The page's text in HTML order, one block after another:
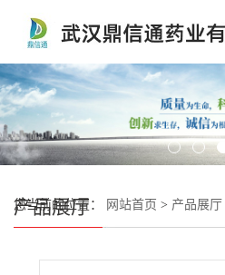
产品展厅
您当前的位置： 网站首页 > 产品展厅